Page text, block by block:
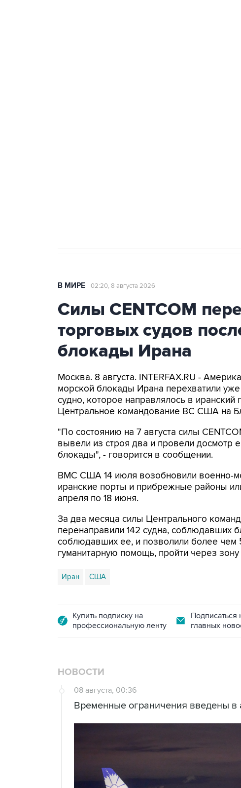
В МИРЕ 02:20, 8 августа 2026
Силы CENTCOM
торговых судов
блокады Ирана
Москва. 8 августа. INTERFAX.RU -
морской блокады Ирана перехватили уже
судно, которое направлялось в
Центральное командование ВС США на
"По состоянию на 7 августа силы
вывели из строя два и провели досмотр
блокады", - говорится в сообщении.
ВМС США 14 июля возобновили военно-
иранские порты и прибрежные районы
апреля по 18 июня.
За два месяца силы Центрального
перенаправили 142 судна, соблюдавших
соблюдавших ее, и позволили более
гуманитарную помощь, пройти через
Иран США
Купить подписку на
профессиональную ленту
Подписаться
главных
НОВОСТИ
08 августа, 00:36
Временные ограничения введены в